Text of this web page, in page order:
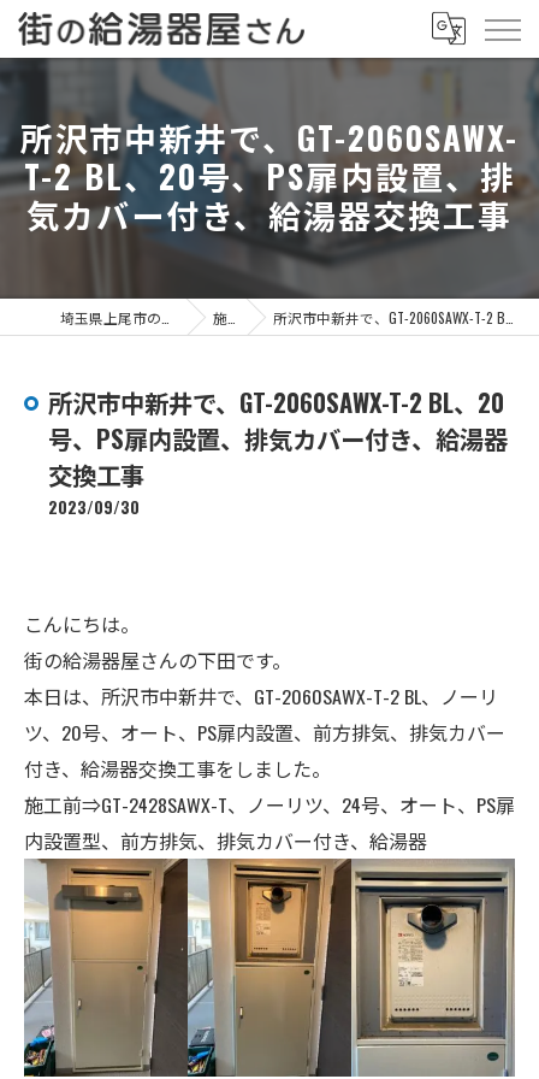
所沢市中新井で、GT-2060SAWX-
T-2 BL、20号、PS扉内設置、排
気カバー付き、給湯器交換工事
施工事例 所沢市中新井で、GT-2060SAWX-T-2 BL、20号、PS扉内設置、排気カバー付き、給湯器交換工事
所沢市中新井で、GT-2060SAWX-T-2 BL、20
号、PS扉内設置、排気カバー付き、給湯器
交換工事
2023/09/30
こんにちは。
街の給湯器屋さんの下田です。
本日は、所沢市中新井で、GT-2060SAWX-T-2 BL、ノーリ
ツ、20号、オート、 PS扉内設置、前方排気、排気カバー
付き、給湯器交換工事をしました。
施工前⇒GT-2428SAWX-T、ノーリツ、24号、オート、 PS扉
内設置型、前方排気、排気カバー付き、給湯器